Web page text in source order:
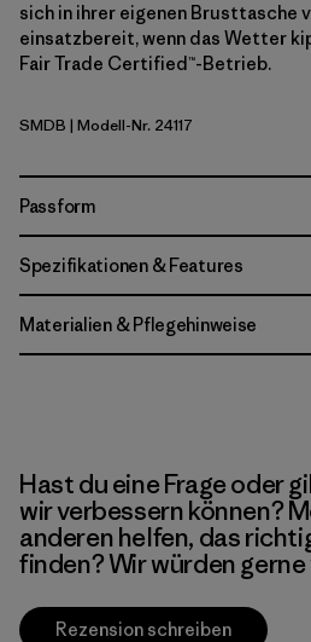
sich in ihrer eigenen Brusttasche
einsatzbereit, wenn das Wetter
Fair Trade Certified™-Betrieb.
Smolder Blue
SMDB | Modell-Nr. 24117
Passform
Spezifikationen & Features
Materialien & Pflegehinweise
Hast du eine Frage oder
wir verbessern können?
anderen helfen, das
finden? Wir würden
Rezension schreiben